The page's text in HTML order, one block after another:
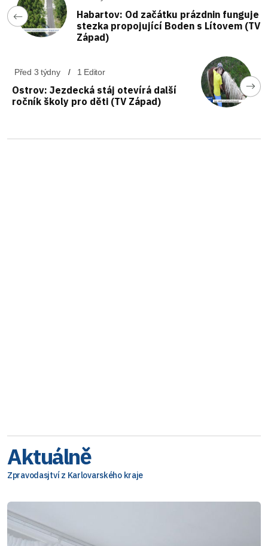
Habartov: Od začátku prázdnin funguje
stezka propojující Boden s Lítovem (TV
Západ)
Před 3 týdny 1 Editor
Ostrov: Jezdecká stáj otevírá další
ročník školy pro děti (TV Západ)
Aktuálně
Zpravodasjtví z Karlovarského kraje